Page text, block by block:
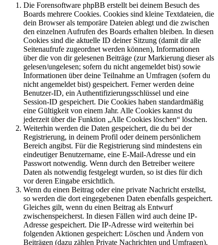
Die Forensoftware phpBB erstellt bei deinem Besuch des
Boards mehrere Cookies. Cookies sind kleine Textdateien, die
dein Browser als temporäre Dateien ablegt und die zwischen
den einzelnen Aufrufen des Boards erhalten bleiben. In diesen
Cookies sind die aktuelle ID deiner Sitzung (damit dir alle
Seitenaufrufe zugeordnet werden können), Informationen
über die von dir gelesenen Beiträge (zur Markierung dieser als
gelesen/ungelesen; sofern du nicht angemeldet bist) sowie
Informationen über deine Teilnahme an Umfragen (sofern du
nicht angemeldet bist) gespeichert. Ferner werden deine
Benutzer-ID, ein Authentifizierungsschlüssel und eine
Session-ID gespeichert. Die Cookies haben standardmäßig
eine Gültigkeit von einem Jahr. Alle Cookies kannst du
jederzeit über die Funktion „Alle Cookies löschen“ löschen.
Weiterhin werden die Daten gespeichert, die du bei der
Registrierung, in deinem Profil oder deinem persönlichem
Bereich angibst. Für die Registrierung sind mindestens ein
eindeutiger Benutzername, eine E-Mail-Adresse und ein
Passwort notwendig. Wenn durch den Betreiber weitere
Daten als notwendig festgelegt wurden, so ist dies für dich
vor deren Eingabe ersichtlich.
Wenn du einen Beitrag oder eine private Nachricht erstellst,
so werden die dort eingegebenen Daten ebenfalls gespeichert.
Gleiches gilt, wenn du einen Beitrag als Entwurf
zwischenspeicherst. In diesen Fällen wird auch deine IP-
Adresse gespeichert. Die IP-Adresse wird weiterhin bei
folgenden Aktionen gespeichert: Löschen und Ändern von
Beiträgen (dazu zählen Private Nachrichten und Umfragen),